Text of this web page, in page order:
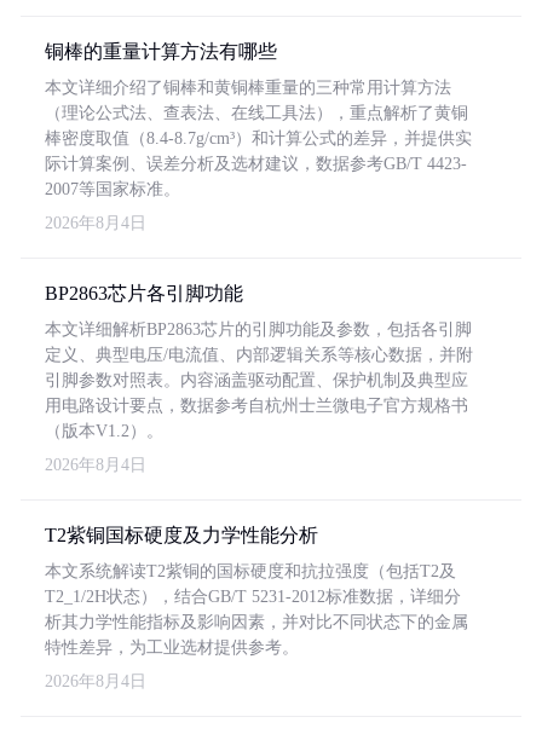
铜棒的重量计算方法有哪些
本文详细介绍了铜棒和黄铜棒重量的三种常用计算方法
（理论公式法、查表法、在线工具法），重点解析了黄铜
棒密度取值（8.4-8.7g/cm³）和计算公式的差异，并提供实
际计算案例、误差分析及选材建议，数据参考GB/T 4423-
2007等国家标准。
2026年8月4日
BP2863芯片各引脚功能
本文详细解析BP2863芯片的引脚功能及参数，包括各引脚
定义、典型电压/电流值、内部逻辑关系等核心数据，并附
引脚参数对照表。内容涵盖驱动配置、保护机制及典型应
用电路设计要点，数据参考自杭州士兰微电子官方规格书
（版本V1.2）。
2026年8月4日
T2紫铜国标硬度及力学性能分析
本文系统解读T2紫铜的国标硬度和抗拉强度（包括T2及
T2_1/2H状态），结合GB/T 5231-2012标准数据，详细分
析其力学性能指标及影响因素，并对比不同状态下的金属
特性差异，为工业选材提供参考。
2026年8月4日